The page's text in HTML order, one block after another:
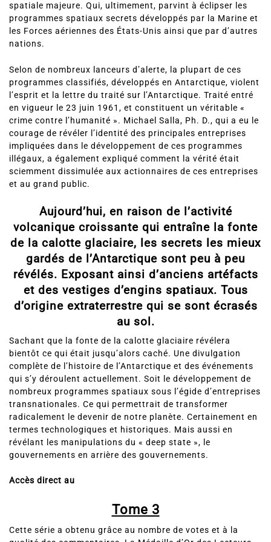
spatiale majeure. Qui, ultimement, parvint à éclipser les
programmes spatiaux secrets développés par la Marine et
les Forces aériennes des États-Unis ainsi que par d’autres
nations.
Selon de nombreux lanceurs d’alerte, la plupart de ces
programmes classifiés, développés en Antarctique, violent
l’esprit et la lettre du traité sur l’Antarctique. Traité entré
en vigueur le 23 juin 1961, et constituent un véritable «
crime contre l’humanité ». Michael Salla, Ph. D., qui a eu le
courage de révéler l’identité des principales entreprises
impliquées dans le développement de ces programmes
illégaux, a également expliqué comment la vérité était
sciemment dissimulée aux actionnaires de ces entreprises
et au grand public.
Aujourd’hui, en raison de l’activité
volcanique croissante qui entraîne la fonte
de la calotte glaciaire, les secrets les mieux
gardés de l’Antarctique sont peu à peu
révélés. Exposant ainsi d’anciens artéfacts
et des vestiges d’engins spatiaux. Tous
d’origine extraterrestre qui se sont écrasés
au sol.
Sachant que la fonte de la calotte glaciaire révélera
bientôt ce qui était jusqu’alors caché. Une divulgation
complète de l’histoire de l’Antarctique et des événements
qui s’y déroulent actuellement. Soit le développement de
nombreux programmes spatiaux sous l’égide d’entreprises
transnationales. Ce qui permettrait de transformer
radicalement le devenir de notre planète. Certainement en
termes technologiques et historiques. Mais aussi en
révélant les manipulations du « deep state », le
gouvernements en arrière des gouvernements.
Accès direct au
Tome 3
Cette série a obtenu grâce au nombre de votes et à la